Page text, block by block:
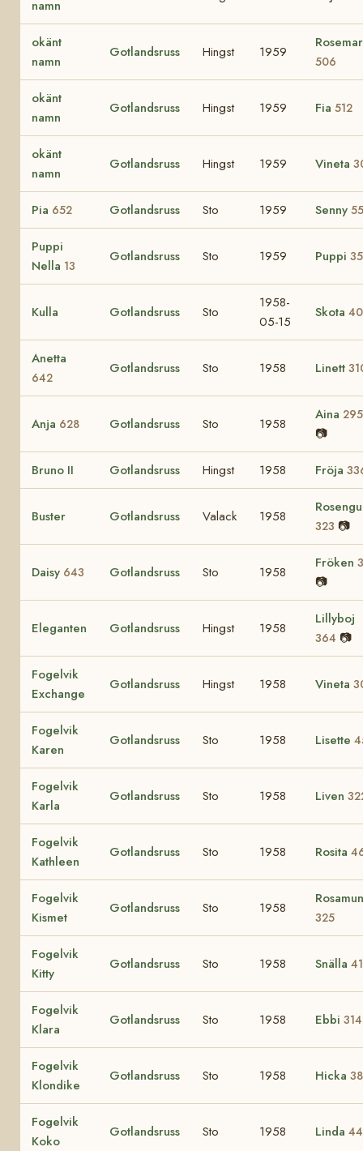
namn
okänt
namn
Gotlandsruss Hingst 1959
506
okänt
namn
Gotlandsruss Hingst 1959 Fia 512
okänt
namn
Gotlandsruss Hingst 1959 Vineta
Pia 652 Gotlandsruss Sto 1959 Senny
Puppi
Nella 13
Gotlandsruss Sto 1959 Puppi
Kulla Gotlandsruss Sto
1958-
05-15
Skota
Anetta
642
Gotlandsruss Sto 1958 Linett
Anja 628 Gotlandsruss Sto 1958
Aina 295
📷
Bruno II Gotlandsruss Hingst 1958 Fröja
Buster Gotlandsruss Valack 1958
323 📷
Daisy 643 Gotlandsruss Sto 1958
Fröken
📷
Eleganten Gotlandsruss Hingst 1958
Lillyboj
364 📷
Fogelvik
Exchange
Gotlandsruss Hingst 1958 Vineta
Fogelvik
Karen
Gotlandsruss Sto 1958 Lisette
Fogelvik
Karla
Gotlandsruss Sto 1958 Liven
Fogelvik
Kathleen
Gotlandsruss Sto 1958 Rosita
Fogelvik
Kismet
Gotlandsruss Sto 1958
325
Fogelvik
Kitty
Gotlandsruss Sto 1958 Snälla
Fogelvik
Klara
Gotlandsruss Sto 1958 Ebbi 314
Fogelvik
Klondike
Gotlandsruss Sto 1958 Hicka
Fogelvik
Koko
Gotlandsruss Sto 1958 Linda